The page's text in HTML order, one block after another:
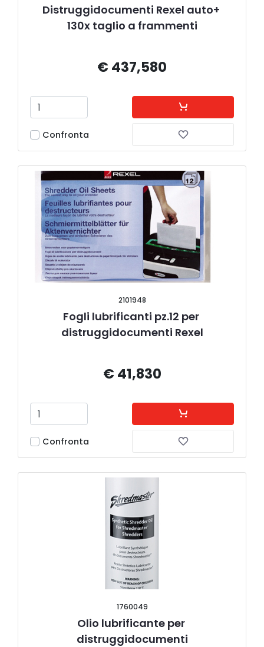
Distruggidocumenti Rexel auto+
130x taglio a frammenti
€ 437,580
Confronta
2101948
Fogli lubrificanti pz.12 per
distruggidocumenti Rexel
€ 41,830
Confronta
1760049
Olio lubrificante per
distruggidocumenti